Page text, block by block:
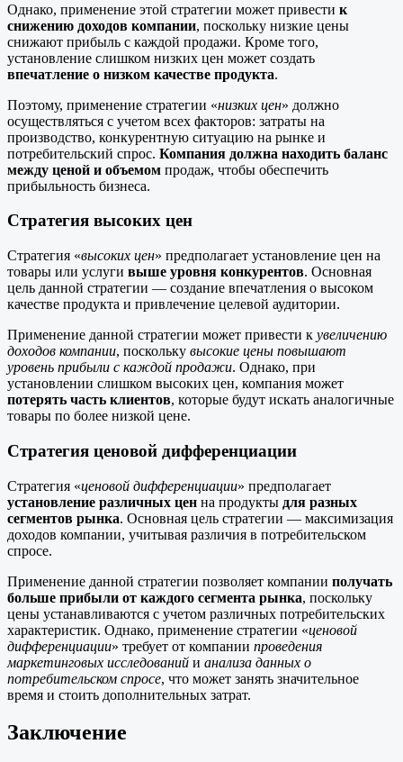
Однако, применение этой стратегии может привести к
снижению доходов компании, поскольку низкие цены
снижают прибыль с каждой продажи. Кроме того,
установление слишком низких цен может создать
впечатление о низком качестве продукта.
Поэтому, применение стратегии «низких цен» должно
осуществляться с учетом всех факторов: затраты на
производство, конкурентную ситуацию на рынке и
потребительский спрос. Компания должна находить баланс
между ценой и объемом продаж, чтобы обеспечить
прибыльность бизнеса.
Стратегия высоких цен
Стратегия «высоких цен» предполагает установление цен на
товары или услуги выше уровня конкурентов. Основная
цель данной стратегии — создание впечатления о высоком
качестве продукта и привлечение целевой аудитории.
Применение данной стратегии может привести к увеличению
доходов компании, поскольку высокие цены повышают
уровень прибыли с каждой продажи. Однако, при
установлении слишком высоких цен, компания может
потерять часть клиентов, которые будут искать аналогичные
товары по более низкой цене.
Стратегия ценовой дифференциации
Стратегия «ценовой дифференциации» предполагает
установление различных цен на продукты для разных
сегментов рынка. Основная цель стратегии — максимизация
доходов компании, учитывая различия в потребительском
спросе.
Применение данной стратегии позволяет компании получать
больше прибыли от каждого сегмента рынка, поскольку
цены устанавливаются с учетом различных потребительских
характеристик. Однако, применение стратегии «ценовой
дифференциации» требует от компании проведения
маркетинговых исследований и анализа данных о
потребительском спросе, что может занять значительное
время и стоить дополнительных затрат.
Заключение